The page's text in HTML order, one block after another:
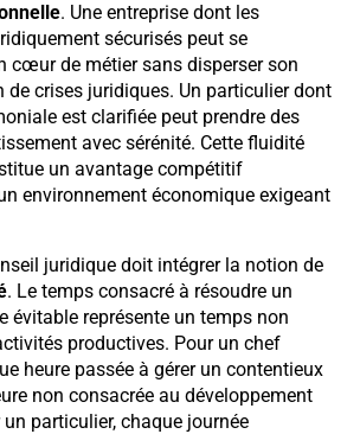
. Une entreprise dont les
sécurisés peut se
cœur de métier sans disperser son
de crises juridiques. Un particulier dont
est clarifiée peut prendre des
avec sérénité. Cette fluidité
un avantage compétitif
environnement économique exigeant
juridique doit intégrer la notion de
. Le temps consacré à résoudre un
évitable représente un temps non
productives. Pour un chef
heure passée à gérer un contentieux
non consacrée au développement
particulier, chaque journée